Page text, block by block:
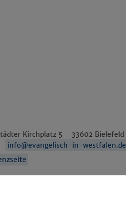
Kirchplatz 5 33602 Bielefeld
info@evangelisch-in-westfalen.de